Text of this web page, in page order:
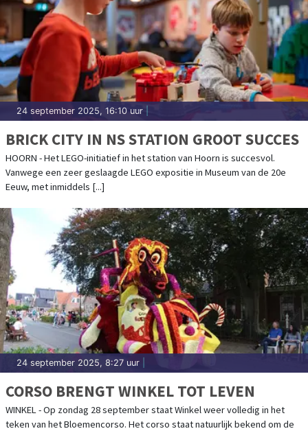
24 september 2025, 16:10 uur
BRICK CITY IN NS STATION GROOT SUCCES
HOORN - Het LEGO-initiatief in het station van Hoorn is succesvol.
Vanwege een zeer geslaagde LEGO expositie in Museum van de 20e
Eeuw, met inmiddels [...]
24 september 2025, 8:27 uur
CORSO BRENGT WINKEL TOT LEVEN
WINKEL - Op zondag 28 september staat Winkel weer volledig in het
teken van het Bloemencorso. Het corso staat natuurlijk bekend om de